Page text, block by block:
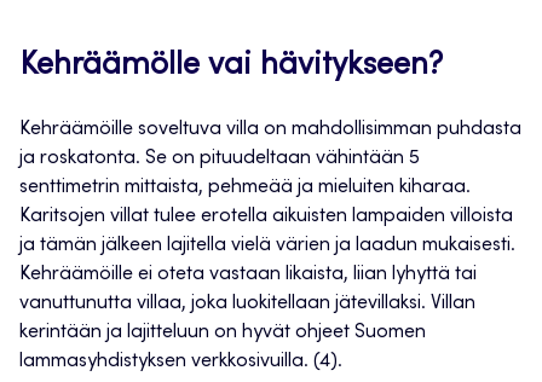
Kehräämölle vai hävitykseen?
Kehräämöille soveltuva villa on mahdollisimman puhdasta
ja roskatonta. Se on pituudeltaan vähintään 5
senttimetrin mittaista, pehmeää ja mieluiten kiharaa.
Karitsojen villat tulee erotella aikuisten lampaiden villoista
ja tämän jälkeen lajitella vielä värien ja laadun mukaisesti.
Kehräämöille ei oteta vastaan likaista, liian lyhyttä tai
vanuttunutta villaa, joka luokitellaan jätevillaksi. Villan
kerintään ja lajitteluun on hyvät ohjeet Suomen
lammasyhdistyksen verkkosivuilla. (4).